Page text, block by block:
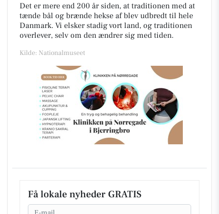
Det er mere end 200 år siden, at traditionen med at
tænde bål og brænde hekse af blev udbredt til hele
Danmark. Vi elsker stadig vort land, og traditionen
overlever, selv om den ændrer sig med tiden.
Kilde: Nationalmuseet
Få lokale nyheder GRATIS
Email